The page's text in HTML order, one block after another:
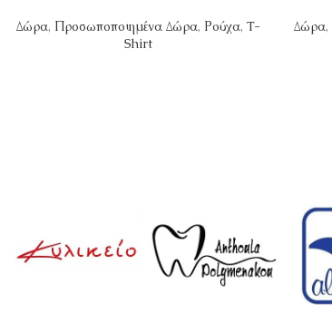
Δώρα, Προσωποποιημένα Δώρα, Ρούχα,T-
Shirt
Δώρα,